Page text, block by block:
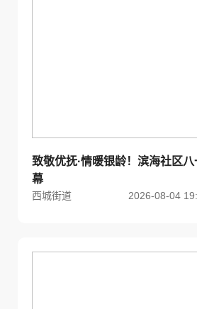
致敬优抚·情暖银龄！滨海社区
幕
西城街道 2026-08-04